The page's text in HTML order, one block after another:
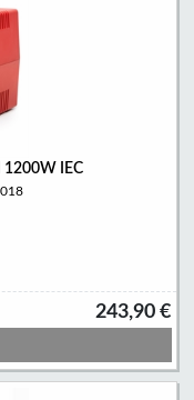
1200W IEC
243,90 €